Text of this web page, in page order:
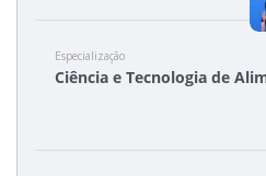
Especialização
Ciência e Tecnologia de